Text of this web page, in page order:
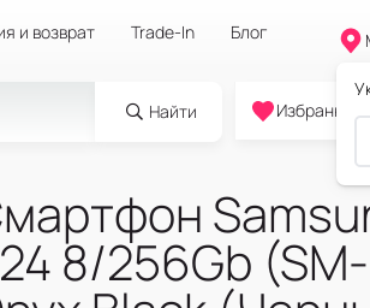
и возврат Trade-In Блог
Найти Избранное
8/256Gb